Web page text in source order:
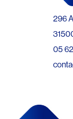
296
05